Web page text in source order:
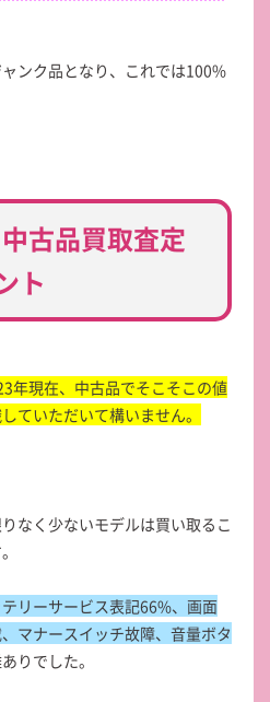
ンク品となり、これでは100%
古品買取査定
ト
年現在、中古品でそこそこの値
ていただいて構いません。
なく少ないモデルは買い取るこ
テリーサービス表記66%、画面
マナースイッチ故障、音量ボタ
りでした。